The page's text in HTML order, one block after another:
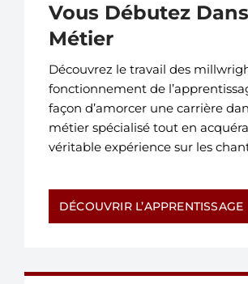
Vous Débutez
Métier
Découvrez le travail des
fonctionnement de
façon d’amorcer une carrière
métier spécialisé tout en
véritable expérience sur les
DÉCOUVRIR L’APPRENTISSAGE